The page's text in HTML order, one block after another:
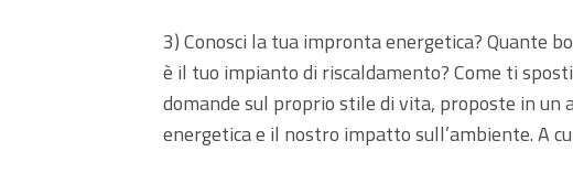
3) Conosci la tua impronta energetica? Quante
è il tuo impianto di riscaldamento? Come ti
domande sul proprio stile di vita, proposte in
energetica e il nostro impatto sull’ambiente. A